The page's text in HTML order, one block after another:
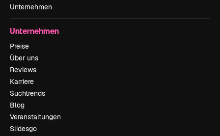
Unternehmen
Unternehmen
Preise
Über uns
Reviews
Karriere
Suchtrends
Blog
Veranstaltungen
Slidesgo